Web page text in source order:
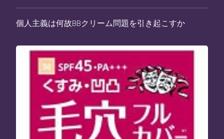
個人主義は何故BBクリーム問題を引き起こすか